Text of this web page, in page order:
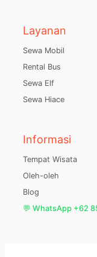
Layanan
Sewa Mobil
Rental Bus
Sewa Elf
Sewa Hiace
Informasi
Tempat Wisata
Oleh-oleh
Blog
💬 WhatsApp +62